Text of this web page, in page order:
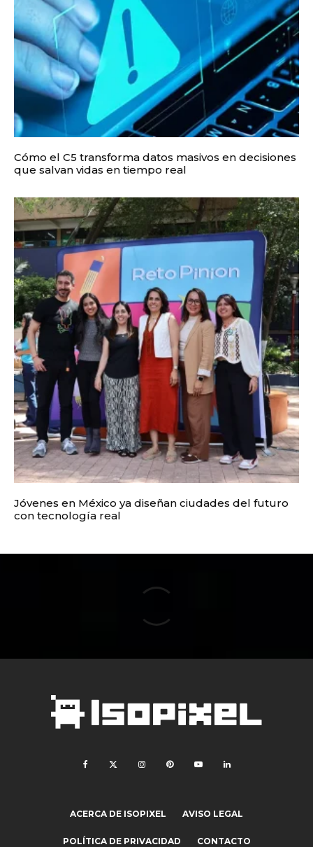
Cómo el C5 transforma datos masivos en decisiones
que salvan vidas en tiempo real
Jóvenes en México ya diseñan ciudades del futuro
con tecnología real
ACERCA DE ISOPIXEL AVISO LEGAL
POLÍTICA DE PRIVACIDAD CONTACTO